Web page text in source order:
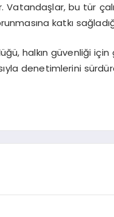
Vatandaşlar, bu tür
katkı
halkın güvenliği
denetimlerini